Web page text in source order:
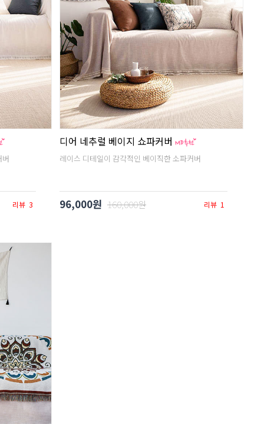
버
리뷰 3
디어 네추럴 베이지 쇼파커버
레이스 디테일이 감각적인 베이직한 소파커버
96,000원 160,000원 리뷰 1